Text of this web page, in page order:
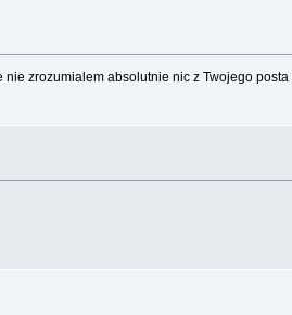
zrozumialem absolutnie nic z Twojego posta